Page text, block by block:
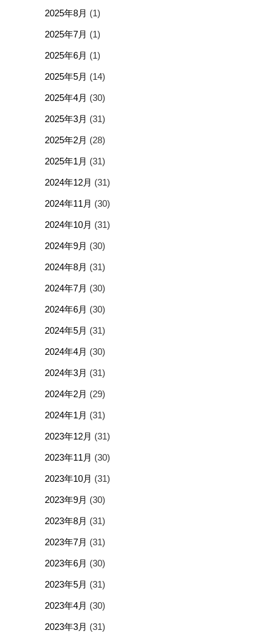
2025年8月 (1)
2025年7月 (1)
2025年6月 (1)
2025年5月 (14)
2025年4月 (30)
2025年3月 (31)
2025年2月 (28)
2025年1月 (31)
2024年12月 (31)
2024年11月 (30)
2024年10月 (31)
2024年9月 (30)
2024年8月 (31)
2024年7月 (30)
2024年6月 (30)
2024年5月 (31)
2024年4月 (30)
2024年3月 (31)
2024年2月 (29)
2024年1月 (31)
2023年12月 (31)
2023年11月 (30)
2023年10月 (31)
2023年9月 (30)
2023年8月 (31)
2023年7月 (31)
2023年6月 (30)
2023年5月 (31)
2023年4月 (30)
2023年3月 (31)